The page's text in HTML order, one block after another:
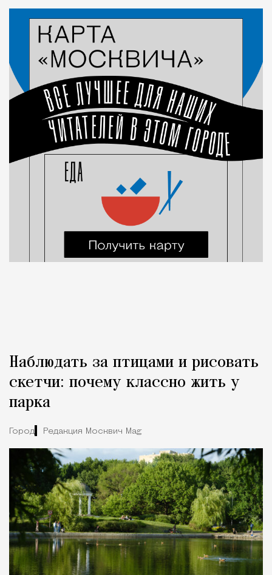
Статья
Город
Николай Спиридонов
Наблюдать за птицами и рисовать
скетчи: почему классно жить у
парка
Город Редакция Москвич Mag